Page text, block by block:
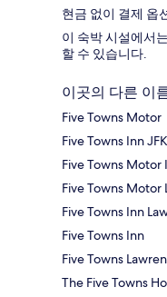
현금 없이 결제 옵
이 숙박 시설에서
할 수 있습니다.
이곳의 다른 이
Five Towns Motor
Five Towns Inn
Five Towns Motor
Five Towns Motor
Five Towns Inn
Five Towns Inn
Five Towns
The Five Towns